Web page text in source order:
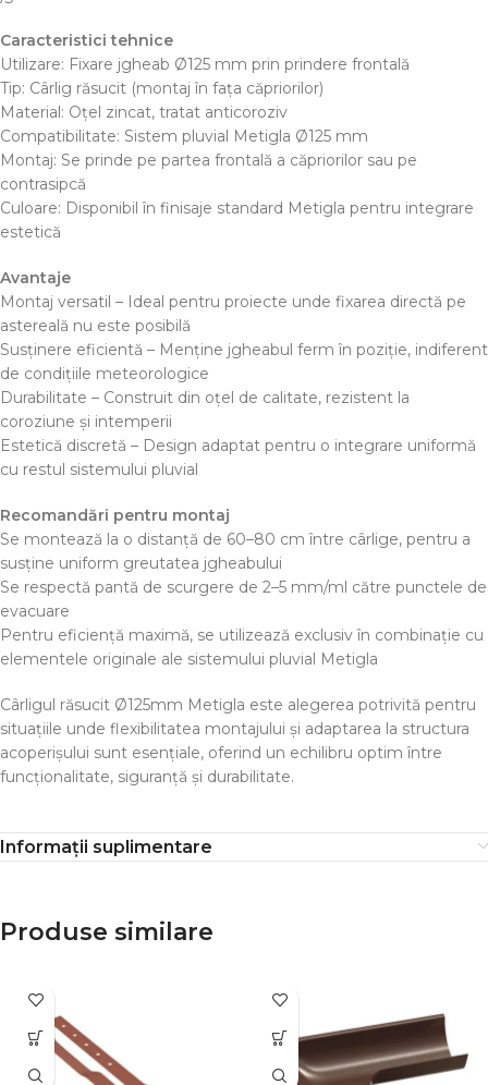
Caracteristici tehnice
Utilizare: Fixare jgheab Ø125 mm prin prindere frontală
Tip: Cârlig răsucit (montaj în fața căpriorilor)
Material: Oțel zincat, tratat anticoroziv
Compatibilitate: Sistem pluvial Metigla Ø125 mm
Montaj: Se prinde pe partea frontală a căpriorilor sau pe
contrasipcă
Culoare: Disponibil în finisaje standard Metigla pentru integrare
estetică
Avantaje
Montaj versatil – Ideal pentru proiecte unde fixarea directă pe
astereală nu este posibilă
Susținere eficientă – Menține jgheabul ferm în poziție, indiferent
de condițiile meteorologice
Durabilitate – Construit din oțel de calitate, rezistent la
coroziune și intemperii
Estetică discretă – Design adaptat pentru o integrare uniformă
cu restul sistemului pluvial
Recomandări pentru montaj
Se montează la o distanță de 60–80 cm între cârlige, pentru a
susține uniform greutatea jgheabului
Se respectă pantă de scurgere de 2–5 mm/ml către punctele de
evacuare
Pentru eficiență maximă, se utilizează exclusiv în combinație cu
elementele originale ale sistemului pluvial Metigla
Cârligul răsucit Ø125mm Metigla este alegerea potrivită pentru
situațiile unde flexibilitatea montajului și adaptarea la structura
acoperișului sunt esențiale, oferind un echilibru optim între
funcționalitate, siguranță și durabilitate.
Informații suplimentare
Produse similare